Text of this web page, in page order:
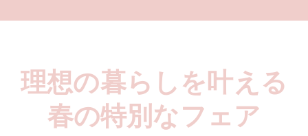
理想の暮らしを叶える
春の特別なフェア